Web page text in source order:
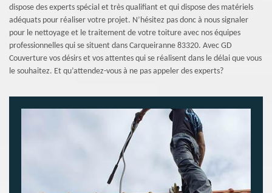
dispose des experts spécial et très qualifiant et qui dispose des matériels
adéquats pour réaliser votre projet. N’hésitez pas donc à nous signaler
pour le nettoyage et le traitement de votre toiture avec nos équipes
professionnelles qui se situent dans Carqueiranne 83320. Avec GD
Couverture vos désirs et vos attentes qui se réalisent dans le délai que vous
le souhaitez. Et qu’attendez-vous à ne pas appeler des experts?